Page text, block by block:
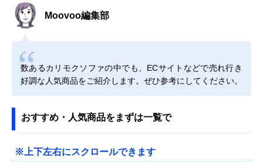
Moovoo編集部
数あるカリモクソファの中でも、ECサイトなどで売れ行き
好調な人気商品をご紹介します。ぜひ参考にしてください。
おすすめ・人気商品をまずは一覧で
※上下左右にスクロールできます